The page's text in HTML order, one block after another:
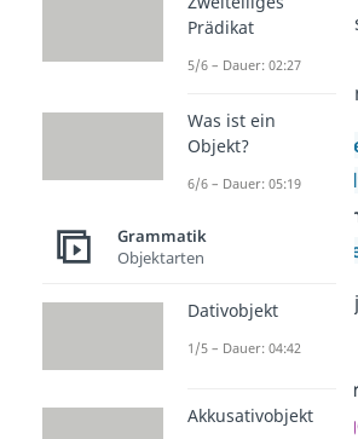
Deshalb
Konjunktiv-II-
bestimmten
bei allen
bei allen
Dubildest die
so:
Umlaut +
Prädikat
5/6 – Dauer: 02:27
Was ist ein
Objekt?
6/6 – Dauer: 05:19
Grammatik
Objektarten
Dativobjekt
1/5 – Dauer: 04:42
Akkusativobjekt